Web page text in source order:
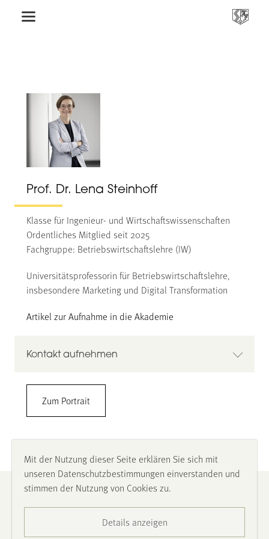
Prof. Dr. Lena Steinhoff
Klasse für Ingenieur- und Wirtschaftswissenschaften
Ordentliches Mitglied seit 2025
Fachgruppe: Betriebswirtschaftslehre (IW)
Universitätsprofessorin für Betriebswirtschaftslehre,
insbesondere Marketing und Digital Transformation
Artikel zur Aufnahme in die Akademie
Kontakt aufnehmen
Universität Paderborn
Fakultät für Wirtschaftswissenschaften
Warburger Straße 100 / 33098 Paderborn
Q3.349
+49 5251 601689
lena.steinhoff@uni-paderborn.de
https://wiwi.uni-paderborn.de/dep1/marketing-dt
LinkedIn:www.linkedin.com/in/lena-steinhoff
Zum Portrait
Impressum
Mit der Nutzung dieser Seite erklären Sie sich mit
unseren Datenschutzbestimmungen einverstanden und
stimmen der Nutzung von Cookies zu.
Details anzeigen